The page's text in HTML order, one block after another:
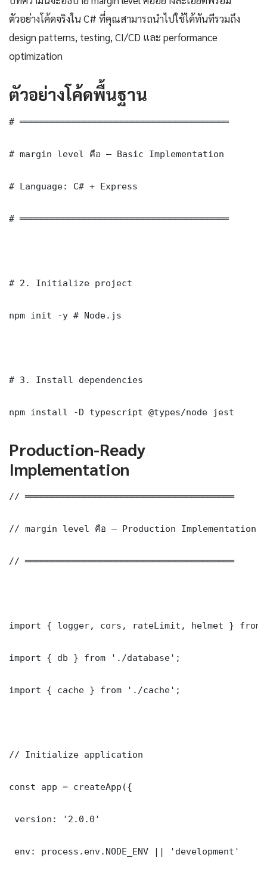
ตัวอย่างโค้ดจริงใน C# ที่คุณสามารถนำไปใช้ได้ทันทีรวมถึง
design patterns, testing, CI/CD และ performance
optimization
ตัวอย่างโค้ดพื้นฐาน
# ═══════════════════════════════════════
# margin level คือ — Basic Implementation
# Language: C# + Express
# ═══════════════════════════════════════
# 2. Initialize project
npm init -y # Node.js
# 3. Install dependencies
npm install -D typescript @types/node jest
Production-Ready
Implementation
// ═══════════════════════════════════════
// margin level คือ — Production Implementation
// ═══════════════════════════════════════
import { logger, cors, rateLimit, helmet } from
import { db } from './database';
import { cache } from './cache';
// Initialize application
const app = createApp({
version: '2.0.0'
env: process.env.NODE_ENV || 'development'